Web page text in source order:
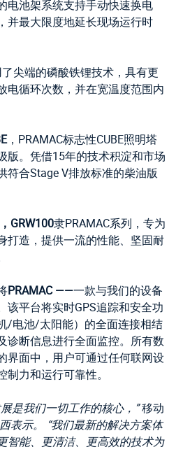
电池架系统支持手动快速换电
并最大限度地延长现场运行时
尖端的磷酸铁锂技术，具有更
电循环次数，并在宽温度范围内
，PRAMAC标志性CUBE照明塔
版。凭借15年的技术积淀和市场
符合Stage V排放标准的柴油版
，GRW100隶PRAMAC系列，专为
打造，提供一流的性能、坚固耐
PRAMAC ——一款与我们的设备
该平台将实时GPS追踪和安全功
/电池/太阳能）的全面连接相结
诊断信息进行全面监控。所有数
界面中，用户可通过任何联网设
力和运行可靠性。
是我们一切工作的核心，”移动
表示。
“我们最新的解决方案体
智能、更清洁、更高效的技术为